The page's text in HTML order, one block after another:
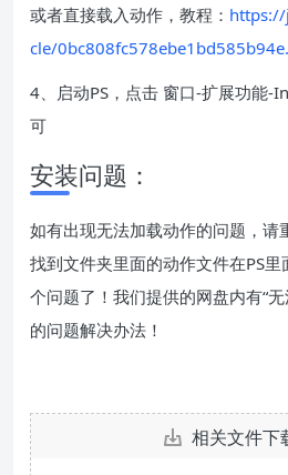
或者直接载入动作，教程：
cle/
4、启动PS，点击 窗口-扩展功能-
可
安装问题：
如有出现无法加载动作的问题，请
找到文件夹里面的动作文件在PS
个问题了！我们提供的网盘内有“
的问题解决办法！
相关文件下